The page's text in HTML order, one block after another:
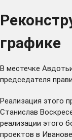
графике
В местечке
председателя
Реализация этого
Станислав
реализации этого
проектов в